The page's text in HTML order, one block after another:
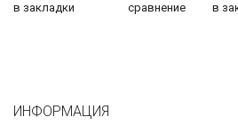
в закладки сравнение в
ИНФОРМАЦИЯ